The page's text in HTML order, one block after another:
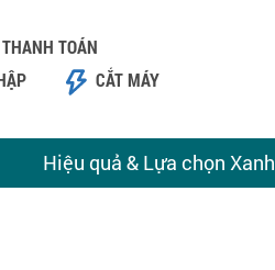
Hiệu quả & Lựa chọn Xanh
TOÁN
CẮT MÁY